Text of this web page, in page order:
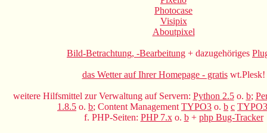
Photocase
Visipix
Aboutpixel
Bild-Betrachtung, -Bearbeitung + dazugehöriges
das Wetter auf Ihrer Homepage - gratiswt.Plesk!
weitere Hilfsmittel zur Verwaltung auf Servern: Python 2.5o. b;
1.8.5 o. b; Content Management TYPO3 o. b c
f. PHP-Seiten: PHP 7.xo. b+ php Bug-Tracker